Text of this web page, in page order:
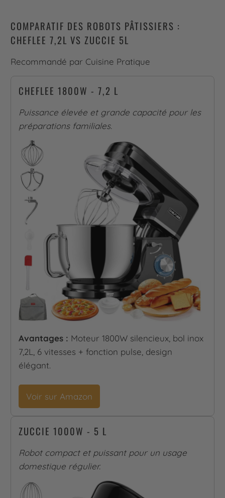
COMPARATIF DES ROBOTS PÂTISSIERS :
CHEFLEE 7,2L VS ZUCCIE 5L
Recommandé par Cuisine Pratique
CHEFLEE 1800W - 7,2 L
Puissance élevée et grande capacité pour les
préparations familiales.
Avantages : Moteur 1800W silencieux, bol inox
7,2L, 6 vitesses + fonction pulse, design
élégant.
Voir sur Amazon
ZUCCIE 1000W - 5 L
Robot compact et puissant pour un usage
domestique régulier.